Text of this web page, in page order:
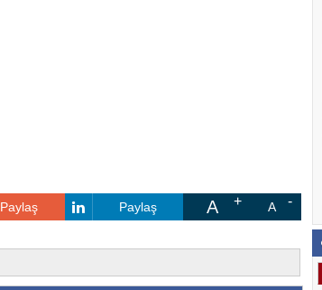
Paylaş Paylaş A A